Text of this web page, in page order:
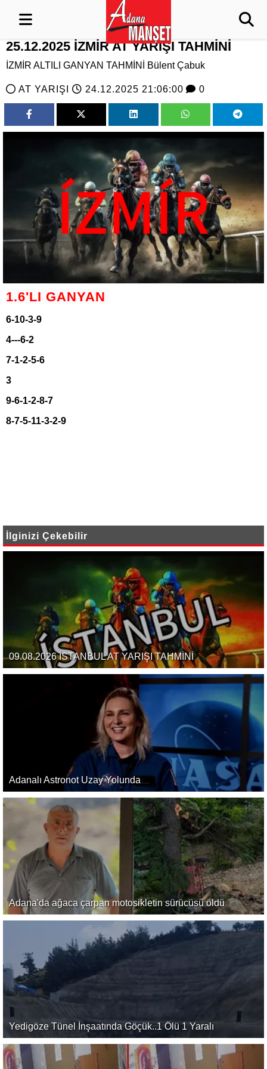
25.12.2025 İZMİR AT YARIŞI TAHMİNİ
İZMİR ALTILI GANYAN TAHMİNİ Bülent Çabuk
AT YARIŞI 24.12.2025 21:06:00 0
1.6'LI GANYAN
6-10-3-9
4---6-2
7-1-2-5-6
3
9-6-1-2-8-7
8-7-5-11-3-2-9
İlginizi Çekebilir
09.08.2026 İSTANBUL AT YARIŞI TAHMİNİ
Adanalı Astronot Uzay Yolunda
Adana'da ağaca çarpan motosikletin sürücüsü öldü
Yedigöze Tünel İnşaatında Göçük..1 Ölü 1 Yaralı